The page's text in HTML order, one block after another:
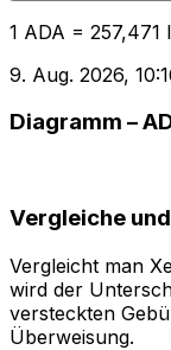
1 ADA = 257,471
9. Aug. 2026,
Diagramm –
Vergleiche
Vergleicht man
wird der
versteckten
Überweisung.